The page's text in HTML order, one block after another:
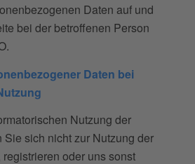
Daten auf und
bei der betroffenen Person
Daten bei
Nutzung der
sich nicht zur Nutzung der
oder uns sonst